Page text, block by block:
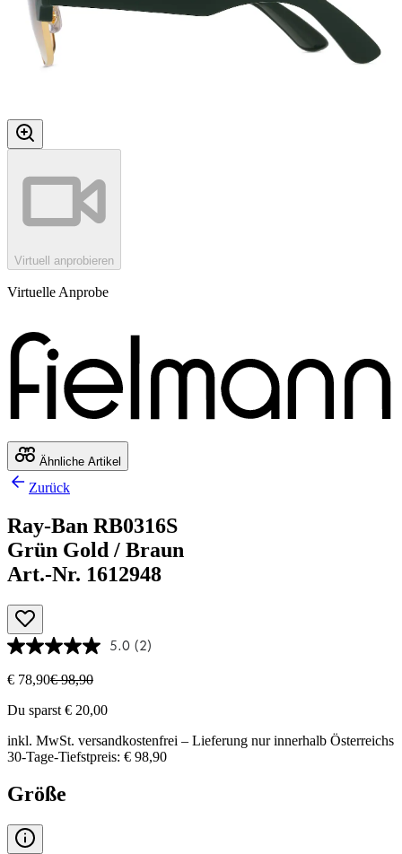
Virtuell anprobieren
Virtuelle Anprobe
Ähnliche Artikel
Zurück
Ray-Ban RB0316S
Grün Gold / Braun
Art.-Nr. 1612948
5.0 (2)
€ 78,90€ 98,90
Du sparst € 20,00
inkl. MwSt. versandkostenfrei – Lieferung nur innerhalb Österreichs
30-Tage-Tiefstpreis: € 98,90
Größe